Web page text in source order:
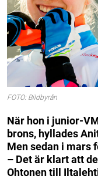
FOTO: Bildbyrån
När hon i junior-
brons, hyllades
Men sedan i mars
– Det är klart att
Ohtonen till